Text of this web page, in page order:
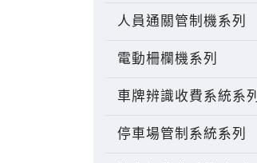
人員通關管制機系列
電動柵欄機系列
車牌辨識收費系統系列
停車場管制系統系列